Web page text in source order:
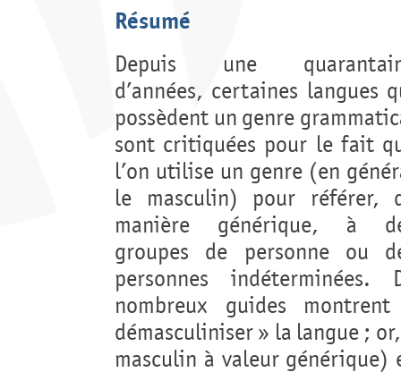
Résumé
Depuis une
d’années, certaines langues
possèdent un genre
sont critiquées pour le fait
l’on utilise un genre (en
le masculin) pour référer,
manière générique, à
groupes de personne ou
personnes indéterminées.
nombreux guides
démasculiniser » la langue ;
masculin à valeur générique)